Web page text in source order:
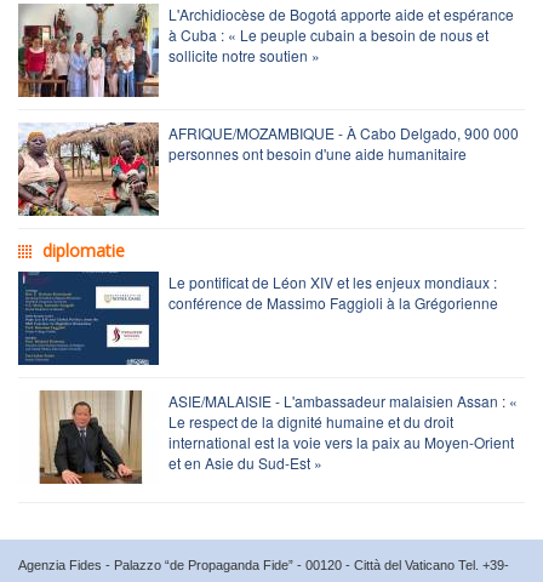
L'Archidiocèse de Bogotá apporte aide et espérance
à Cuba : « Le peuple cubain a besoin de nous et
sollicite notre soutien »
AFRIQUE/MOZAMBIQUE - À Cabo Delgado, 900 000
personnes ont besoin d'une aide humanitaire
diplomatie
Le pontificat de Léon XIV et les enjeux mondiaux :
conférence de Massimo Faggioli à la Grégorienne
ASIE/MALAISIE - L'ambassadeur malaisien Assan : «
Le respect de la dignité humaine et du droit
international est la voie vers la paix au Moyen-Orient
et en Asie du Sud-Est »
Agenzia Fides - Palazzo “de Propaganda Fide” - 00120 - Città del Vaticano Tel. +39-